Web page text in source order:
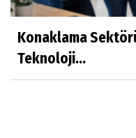
Konaklama
Teknoloji...